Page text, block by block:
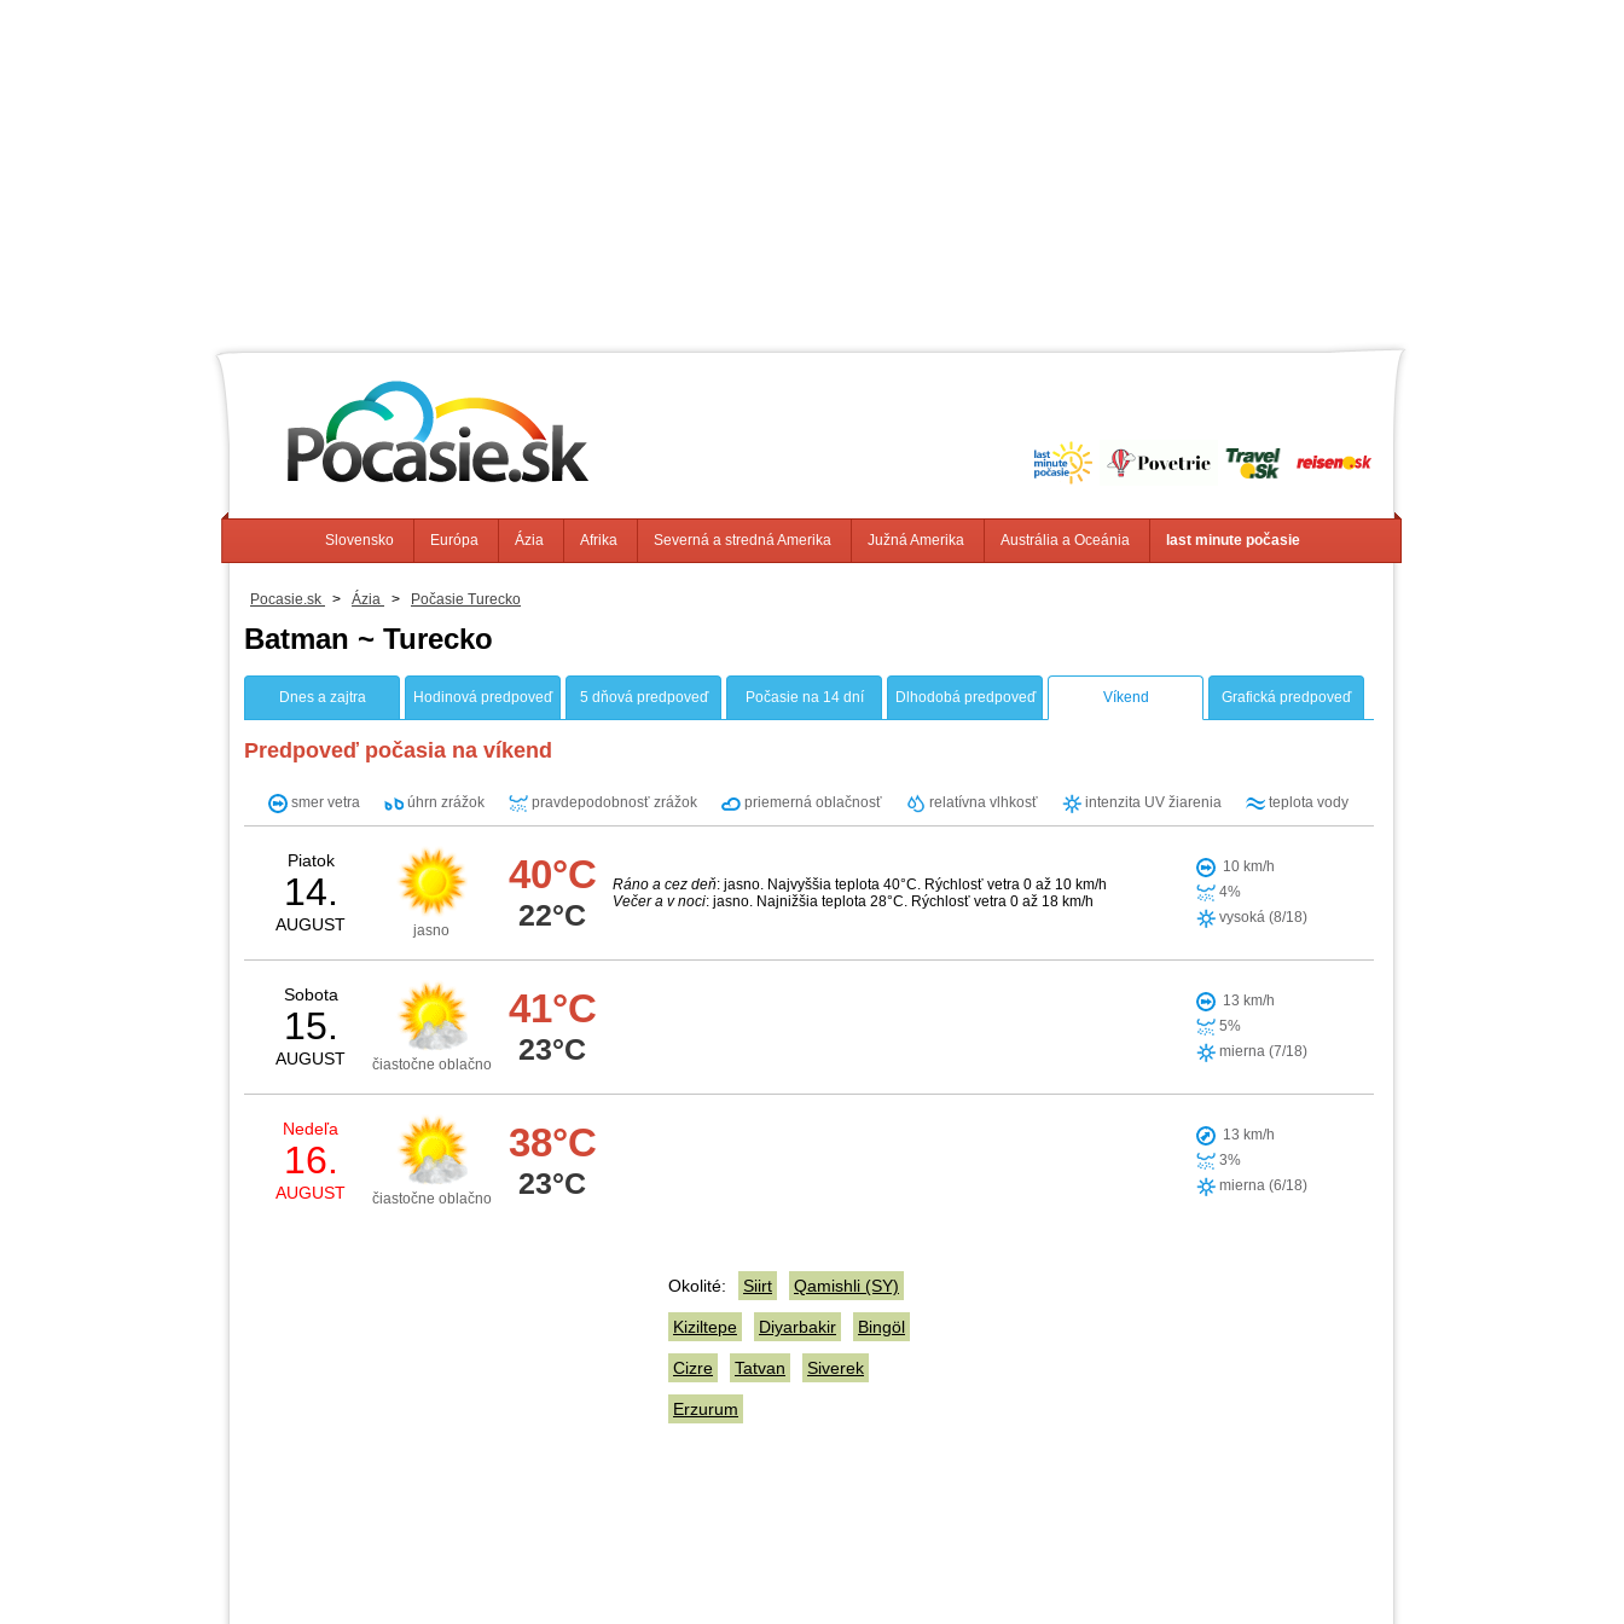
Slovensko Európa Ázia Afrika Severná a stredná Amerika Južná Amerika Austrália a Oceánia last minute počasie
Pocasie.sk > Ázia > Počasie Turecko
Batman ~ Turecko
Dnes a zajtra Hodinová predpoveď 5 dňová predpoveď Počasie na 14 dní Dlhodobá predpoveď Víkend Grafická predpoveď
Predpoveď počasia na víkend
smer vetra úhrn zrážok pravdepodobnosť zrážok priemerná oblačnosť relatívna vlhkosť intenzita UV žiarenia teplota vody
Piatok
14.
AUGUST jasno
40°C
22°C
Ráno a cez deň: jasno. Najvyššia teplota 40°C. Rýchlosť vetra 0 až 10 km/h
Večer a v noci: jasno. Najnižšia teplota 28°C. Rýchlosť vetra 0 až 18 km/h
10 km/h
4%
vysoká (8/18)
Sobota
15.
AUGUST čiastočne oblačno
41°C
23°C
13 km/h
5%
mierna (7/18)
Nedeľa
16.
AUGUST čiastočne oblačno
38°C
23°C
13 km/h
3%
mierna (6/18)
Okolité: Siirt Qamishli (SY)
Kiziltepe Diyarbakir Bingöl
Cizre Tatvan Siverek
Erzurum